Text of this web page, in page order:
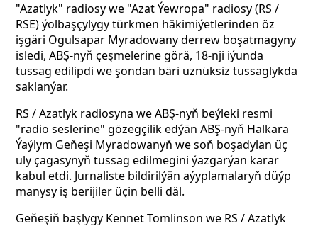
"Azatlyk" radiosy we "Azat Ýewropa" radiosy (RS /
RSE) ýolbaşçylygy türkmen häkimiýetlerinden öz
işgäri Ogulsapar Myradowany derrew boşatmagyny
isledi, ABŞ-nyň çeşmelerine görä, 18-nji iýunda
tussag edilipdi we şondan bäri üznüksiz tussaglykda
saklanýar.
RS / Azatlyk radiosyna we ABŞ-nyň beýleki resmi
"radio seslerine" gözegçilik edýän ABŞ-nyň Halkara
Ýaýlym Geňeşi Myradowanyň we soň boşadylan üç
uly çagasynyň tussag edilmegini ýazgarýan karar
kabul etdi. Jurnaliste bildirilýän aýyplamalaryň düýp
manysy iş berijiler üçin belli däl.
Geňeşiň başlygy Kennet Tomlinson we RS / Azatlyk